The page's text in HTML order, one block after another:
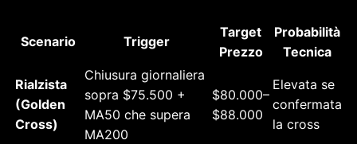
Scenario Trigger
Target
Prezzo
Probabilità
Tecnica
Rialzista
(Golden
Cross)
Chiusura giornaliera
sopra $75.500 +
MA50 che supera
MA200
$80.000–
$88.000
Elevata se
confermata
la cross